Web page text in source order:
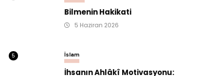
Bilmenin Hakikati
5 Haziran 2026
5 İslam
İhsanın Ahlâkî Motivasyonu: